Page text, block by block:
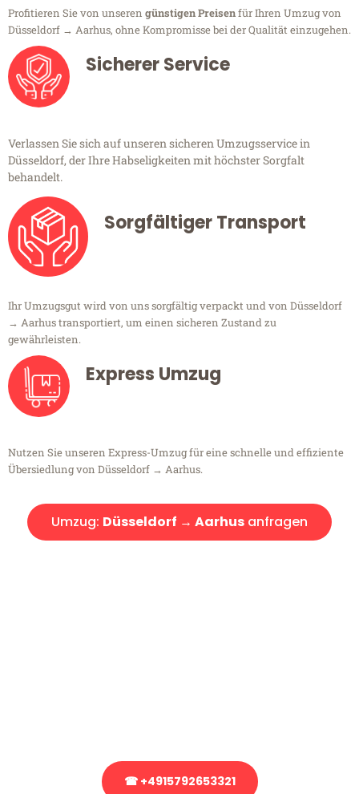
Profitieren Sie von unseren günstigen Preisenfür Ihren Umzug von
Düsseldorf → Aarhus, ohne Kompromisse bei der Qualität einzugehen.
Sicherer Service
Verlassen Sie sich auf unseren sicheren Umzugsservice in
Düsseldorf, der Ihre Habseligkeiten mit höchster Sorgfalt
behandelt.
Sorgfältiger Transport
Ihr Umzugsgut wird von uns sorgfältig verpackt und von Düsseldorf
→ Aarhus transportiert, um einen sicheren Zustand zu
gewährleisten.
Express Umzug
Nutzen Sie unseren Express-Umzug für eine schnelle und effiziente
Übersiedlung von Düsseldorf → Aarhus.
Umzug: Düsseldorf → Aarhus anfragen
☎ +4915792653321